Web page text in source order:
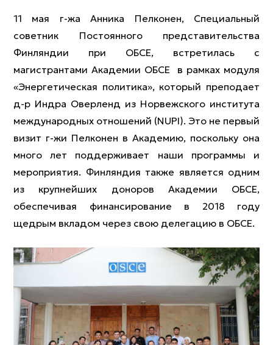
11 мая г-жа Анника Пелконен, Специальный
советник Постоянного представительства
Финляндии при ОБСЕ, встретилась с
магистрантами Академии ОБСЕ в рамках модуля
«Энергетическая политика», который преподает
д-р Индра Оверленд из Норвежского института
международных отношений (NUPI). Это не первый
визит г-жи Пелконен в Академию, поскольку она
много лет поддерживает наши программы и
мероприятия. Финляндия также является одним
из крупнейших доноров Академии ОБСЕ,
обеспечивая финансирование в 2018 году
щедрым вкладом через свою делегацию в ОБСЕ.